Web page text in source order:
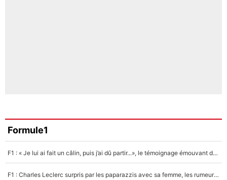
Formule1
F1 : « Je lui ai fait un câlin, puis j’ai dû partir...», le témoignage émouvant de Max Verstappen sur sa fille
F1 : Charles Leclerc surpris par les paparazzis avec sa femme, les rumeurs étaient vraies !